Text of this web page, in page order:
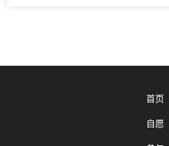
首页
自愿